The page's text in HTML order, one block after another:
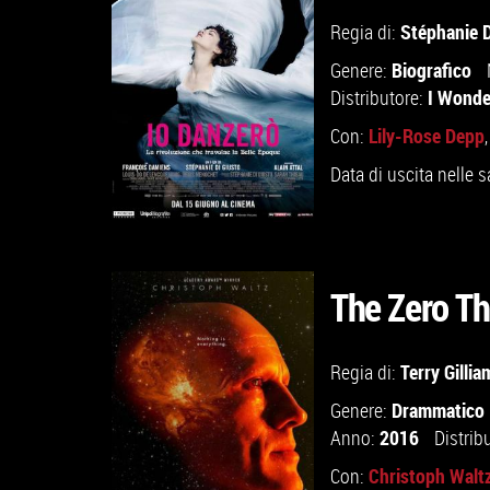
GUARDA IL TRAILER
VAI ALLA SCHEDA
GUARDA IL TRAILER
VAI ALLA SCHEDA
Regia di: Stéphanie
Genere: Biografico
Distributore: I
Con: Lily-Rose Depp
Data di uscita nelle
The Zero
Regia di: Terry
Genere: Drammatico
Anno: 2016
Con: Christoph